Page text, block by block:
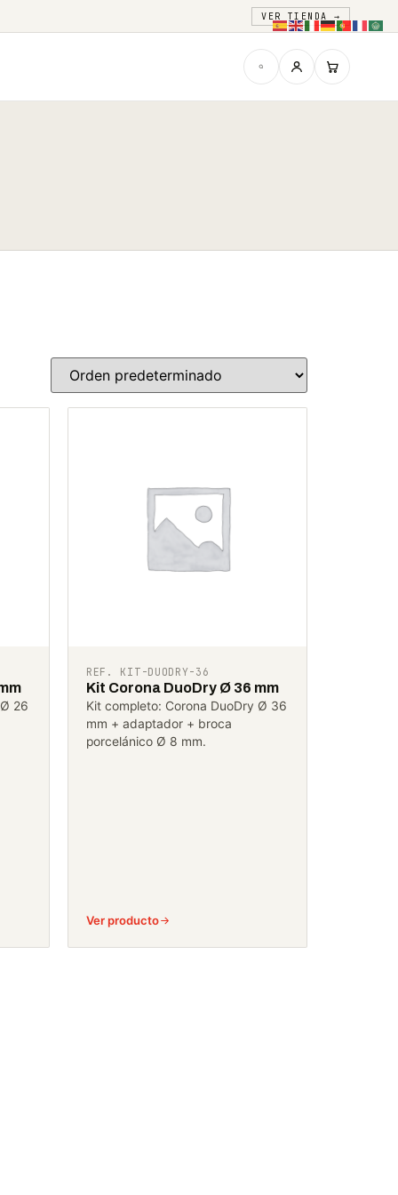
VER TIENDA →
26
REF. KIT-DUODRY-36
Kit Corona DuoDry Ø 36 mm
Kit completo: Corona DuoDry Ø 36
mm + adaptador + broca
porcelánico Ø 8 mm.
Ver producto